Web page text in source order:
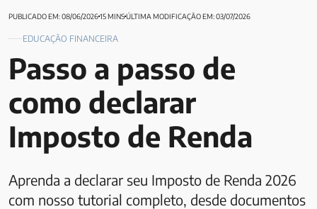
PUBLICADO EM: 08/06/202615 MINSÚLTIMA MODIFICAÇÃO EM: 03/07/2026
EDUCAÇÃO FINANCEIRA
Passo a passo de
como declarar
Imposto de Renda
Aprenda a declarar seu Imposto de Renda 2026
com nosso tutorial completo, desde documentos